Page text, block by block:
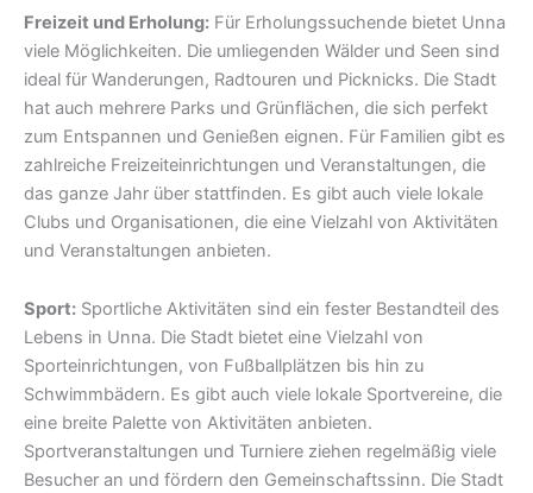
Freizeit und Erholung: Für Erholungssuchende bietet Unna
viele Möglichkeiten. Die umliegenden Wälder und Seen sind
ideal für Wanderungen, Radtouren und Picknicks. Die Stadt
hat auch mehrere Parks und Grünflächen, die sich perfekt
zum Entspannen und Genießen eignen. Für Familien gibt es
zahlreiche Freizeiteinrichtungen und Veranstaltungen, die
das ganze Jahr über stattfinden. Es gibt auch viele lokale
Clubs und Organisationen, die eine Vielzahl von Aktivitäten
und Veranstaltungen anbieten.
Sport: Sportliche Aktivitäten sind ein fester Bestandteil des
Lebens in Unna. Die Stadt bietet eine Vielzahl von
Sporteinrichtungen, von Fußballplätzen bis hin zu
Schwimmbädern. Es gibt auch viele lokale Sportvereine, die
eine breite Palette von Aktivitäten anbieten.
Sportveranstaltungen und Turniere ziehen regelmäßig viele
Besucher an und fördern den Gemeinschaftssinn. Die Stadt